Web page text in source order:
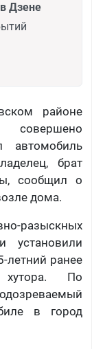
Дзене
районе
совершено
автомобиль
брат
сообщил о
дома.
разыскных
установили
летний ранее
По
в город